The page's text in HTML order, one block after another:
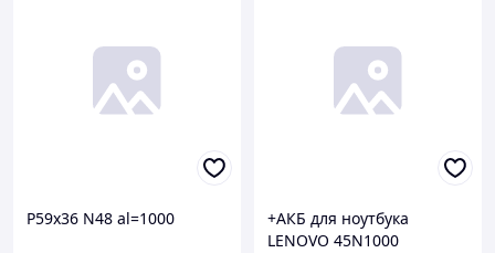
P59x36 N48 al=1000
+АКБ для ноутбука
LENOVO 45N1000